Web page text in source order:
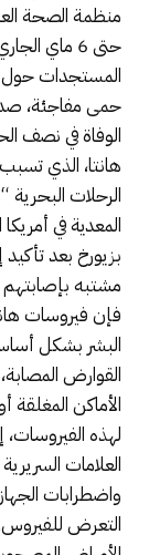
منظمة الصحة
حتى 6 ماي
المستجدات حول
حمى مفاجئة،
الوفاة في نصف
هانتا، الذي
الرحلات
المعدية في
بزيورخ بعد
مشتبه بإصابتهم
فإن فيروسات
البشر بشكل
القوارض
الأماكن المغلقة
لهذه
العلامات
واضطرابات
التعرض